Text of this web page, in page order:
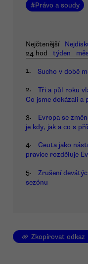
#Právo a soudy
Nejčtenější
24 hod
týden
1. Sucho v době
2.
Tři a půl roku
Co jsme dokázali a
3.
Evropa se
je kdy, jak a co s
4.
Ceuta jako
pravice rozděluje
5.
Zrušení
sezónu
Zkopírovat odkaz